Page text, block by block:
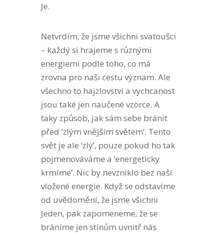
Je.
Netvrdím, že jsme všichni svatoušci
– každý si hrajeme s různými
energiemi podle toho, co má
zrovna pro naši cestu význam. Ale
všechno to hajzlovství a vychcanost
jsou také jen naučené vzorce. A
taky způsob, jak sám sebe bránit
před ‘zlým vnějším světem’. Tento
svět je ale ‘zlý’, pouze pokud ho tak
pojmenováváme a ‘energeticky
krmíme’. Nic by nevzniklo bez naší
vložené energie. Když se odstavíme
od uvědomění, že jsme všichni
Jeden, pak zapomeneme, že se
bráníme jen stínům uvnitř nás